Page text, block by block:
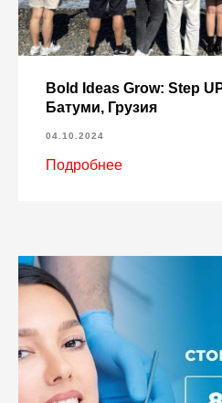
Bold Ideas Grow: Step
Батуми, Грузия
04.10.2024
Подробнее